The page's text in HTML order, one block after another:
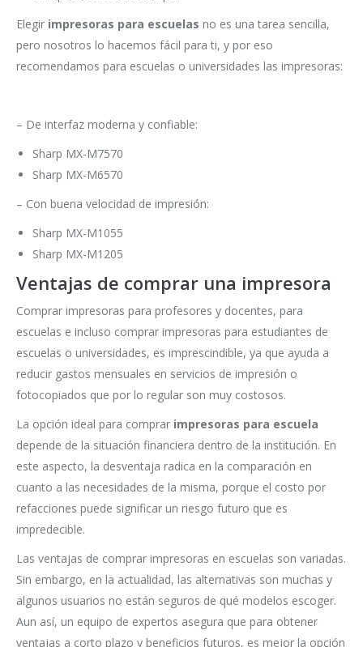
Elegir impresoras para escuelas no es una tarea sencilla,
pero nosotros lo hacemos fácil para ti, y por eso
recomendamos para escuelas o universidades las impresoras:
– De interfaz moderna y confiable:
Sharp MX-M7570
Sharp MX-M6570
– Con buena velocidad de impresión:
Sharp MX-M1055
Sharp MX-M1205
Ventajas de comprar una impresora
Comprar impresoras para profesores y docentes, para
escuelas e incluso comprar impresoras para estudiantes de
escuelas o universidades, es imprescindible, ya que ayuda a
reducir gastos mensuales en servicios de impresión o
fotocopiados que por lo regular son muy costosos.
La opción ideal para comprar impresoras para escuela
depende de la situación financiera dentro de la institución. En
este aspecto, la desventaja radica en la comparación en
cuanto a las necesidades de la misma, porque el costo por
refacciones puede significar un riesgo futuro que es
impredecible.
Las ventajas de comprar impresoras en escuelas son variadas.
Sin embargo, en la actualidad, las alternativas son muchas y
algunos usuarios no están seguros de qué modelos escoger.
Aun así, un equipo de expertos asegura que para obtener
ventajas a corto plazo y beneficios futuros, es mejor la opción